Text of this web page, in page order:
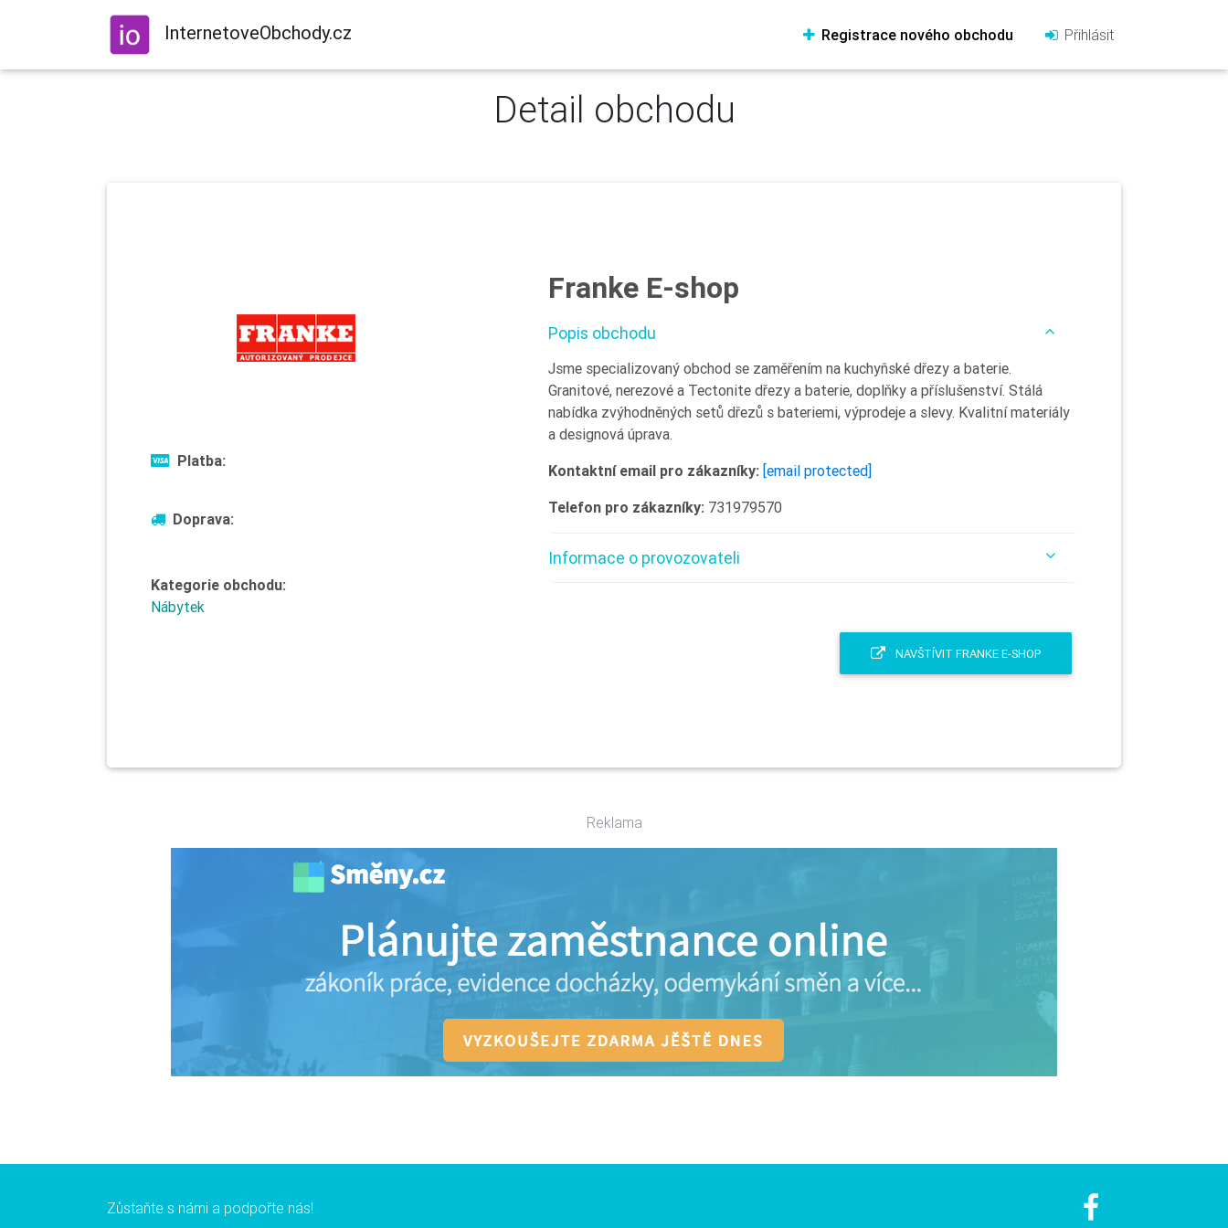
InternetoveObchody.cz Registrace nového obchodu Přihlásit
Detail obchodu
Platba:
Doprava:
Kategorie obchodu:
Nábytek
Franke E-shop
Popis obchodu
Jsme specializovaný obchod se zaměřením na kuchyňské dřezy a baterie.
Granitové, nerezové a Tectonite dřezy a baterie, doplňky a příslušenství. Stálá
nabídka zvýhodněných setů dřezů s bateriemi, výprodeje a slevy. Kvalitní materiály
a designová úprava.
Kontaktní email pro zákazníky: [email protected]
Telefon pro zákazníky: 731979570
Informace o provozovateli
NAVŠTÍVIT FRANKE E-SHOP
Reklama
Zůstaňte s námi a podpořte nás!